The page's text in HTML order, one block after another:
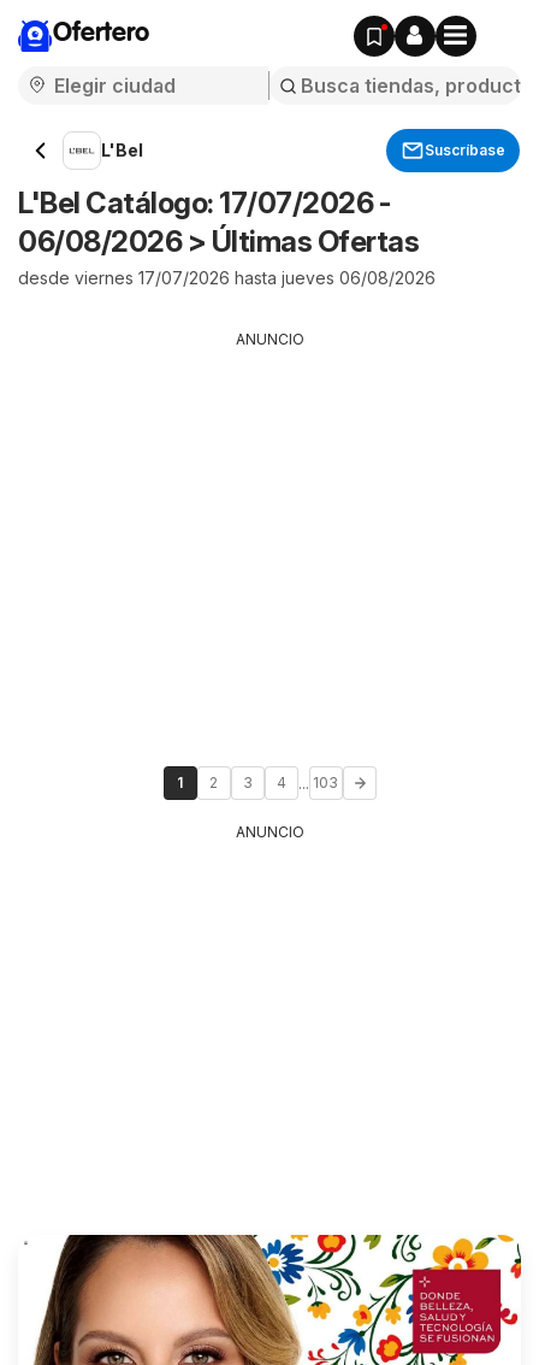
Ofertero
L'Bel Suscríbase
L'Bel Catálogo: 17/07/2026 -
06/08/2026 > Últimas Ofertas
desde viernes 17/07/2026 hasta jueves 06/08/2026
ANUNCIO
1 2 3 4 ... 103
ANUNCIO